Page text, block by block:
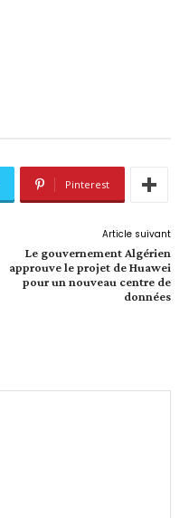
Pinterest
Article suivant
Le gouvernement Algérien
approuve le projet de Huawei
pour un nouveau centre de
données